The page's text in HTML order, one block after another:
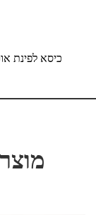
כיסא לפינת